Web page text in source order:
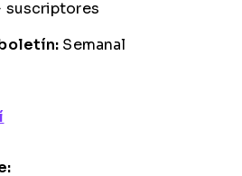
suscriptores
Semanal